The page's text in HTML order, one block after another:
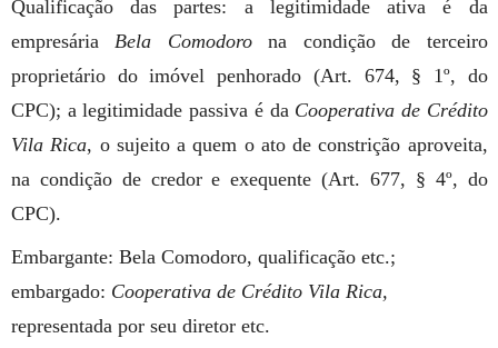
Qualificação das partes: a legitimidade ativa é da
empresáriaBela Comodorona condição de terceiro
proprietário do imóvel penhorado (Art. 674, § 1º, do
CPC); a legitimidade passiva é da Cooperativa de Crédito
Vila Rica, o sujeito a quem o ato de constrição aproveita,
na condição de credor e exequente (Art. 677, § 4º, do
CPC).
Embargante: Bela Comodoro, qualificação etc.;
embargado: Cooperativa de Crédito Vila Rica,
representada por seu diretor etc.